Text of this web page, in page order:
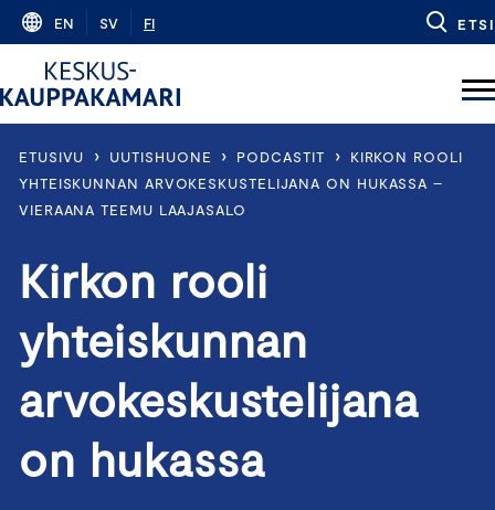
Skip
content
EN SV FI ETSI
ETUSIVU › UUTISHUONE › PODCASTIT ›
KIRKON ROOLI
YHTEISKUNNAN ARVOKESKUSTELIJANA ON HUKASSA –
VIERAANA TEEMU LAAJASALO
Kirkon rooli
yhteiskunnan
arvokeskustelijana
on hukassa